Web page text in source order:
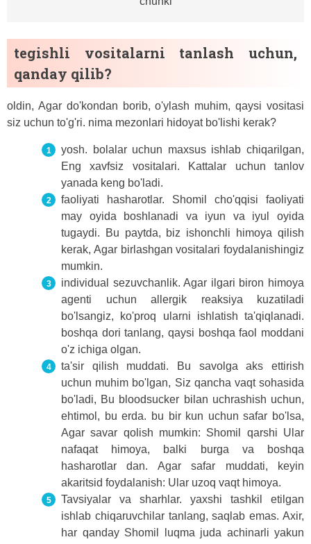
tegishli vositalarni tanlash uchun,
qanday qilib?
oldin, Agar do'kondan borib, o'ylash muhim, qaysi vositasi
siz uchun to'g'ri. nima mezonlari hidoyat bo'lishi kerak?
yosh. bolalar uchun maxsus ishlab chiqarilgan,
Eng xavfsiz vositalari. Kattalar uchun tanlov
yanada keng bo'ladi.
faoliyati hasharotlar. Shomil cho'qqisi faoliyati
may oyida boshlanadi va iyun va iyul oyida
tugaydi. Bu paytda, biz ishonchli himoya qilish
kerak, Agar birlashgan vositalari foydalanishingiz
mumkin.
individual sezuvchanlik. Agar ilgari biron himoya
agenti uchun allergik reaksiya kuzatiladi
bo'lsangiz, ko'proq ularni ishlatish ta'qiqlanadi.
boshqa dori tanlang, qaysi boshqa faol moddani
o'z ichiga olgan.
ta'sir qilish muddati. Bu savolga aks ettirish
uchun muhim bo'lgan, Siz qancha vaqt sohasida
bo'ladi, Bu bloodsucker bilan uchrashish uchun,
ehtimol, bu erda. bu bir kun uchun safar bo'lsa,
Agar savar qolish mumkin: Shomil qarshi Ular
nafaqat himoya, balki burga va boshqa
hasharotlar dan. Agar safar muddati, keyin
akaritsid foydalanish: Ular uzoq vaqt himoya.
Tavsiyalar va sharhlar. yaxshi tashkil etilgan
ishlab chiqaruvchilar tanlang, saqlab emas. Axir,
har qanday Shomil luqma juda achinarli yakun